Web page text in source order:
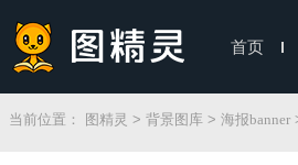
首页
当前位置： 图精灵 > 背景图库 > 海报banner